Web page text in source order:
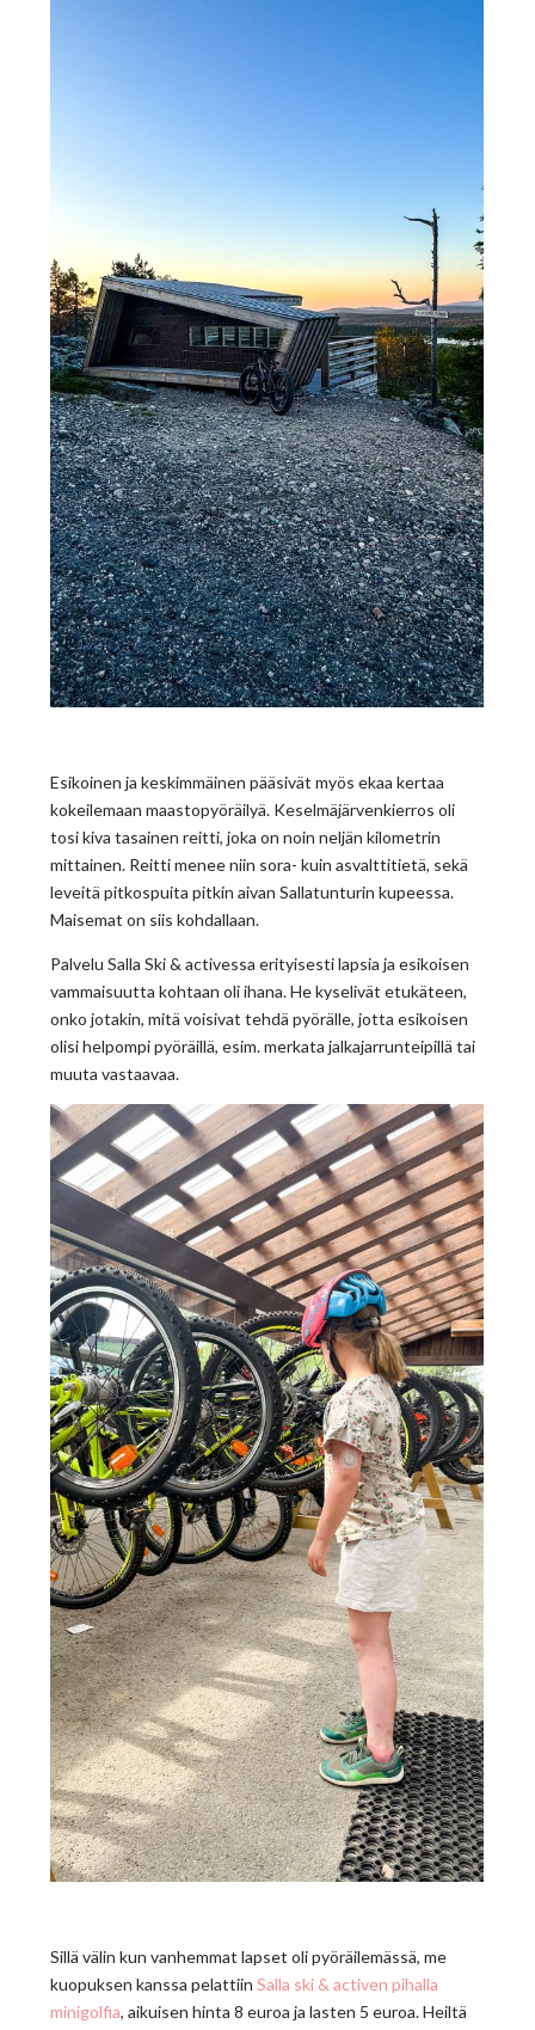
Esikoinen ja keskimmäinen pääsivät myös ekaa kertaa
kokeilemaan maastopyöräilyä. Keselmäjärvenkierros oli
tosi kiva tasainen reitti, joka on noin neljän kilometrin
mittainen. Reitti menee niin sora- kuin asvalttitietä, sekä
leveitä pitkospuita pitkin aivan Sallatunturin kupeessa.
Maisemat on siis kohdallaan.
Palvelu Salla Ski & activessa erityisesti lapsia ja esikoisen
vammaisuutta kohtaan oli ihana. He kyselivät etukäteen,
onko jotakin, mitä voisivat tehdä pyörälle, jotta esikoisen
olisi helpompi pyöräillä, esim. merkata jalkajarrunteipillä tai
muuta vastaavaa.
Sillä välin kun vanhemmat lapset oli pyöräilemässä, me
kuopuksen kanssa pelattiinSalla ski & activen pihalla
minigolfia, aikuisen hinta 8 euroa ja lasten 5 euroa. Heiltä